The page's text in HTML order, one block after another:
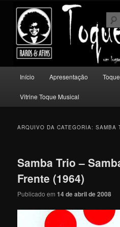
conteúdo
principal
conteúdo
secundário
Toque Musical
Um lugar para quem escuta música
principal
Início Apresentação
Vitrine Toque Musical
ARQUIVO DA CATEGORIA:SAMBA
Samba Trio –
Frente (1964)
Publicado em14 de abril de 2008